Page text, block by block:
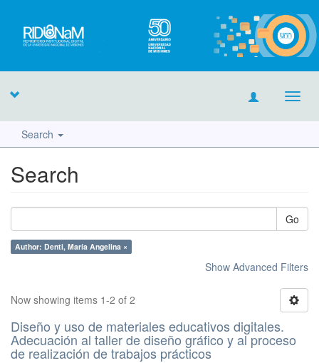
Search
Search
Go
Author: Denti, María Angelina ×
Show Advanced Filters
Now showing items 1-2 of 2
Diseño y uso de materiales educativos digitales.
Adecuación al taller de diseño gráfico y al proceso
de realización de trabajos prácticos